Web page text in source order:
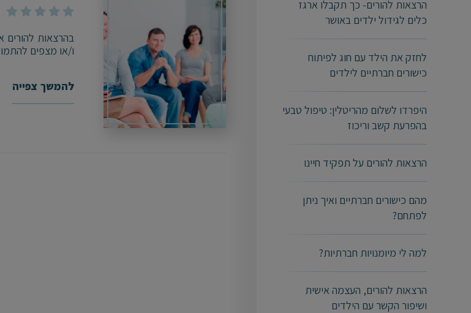
הרצאות להורים- כך תקבלו ארגז
כלים לגידול ילדים באושר
לחזק את הילד עם חוג לפיתוח
כישורים חברתיים לילדים
היפרדו לשלום מהריטלין: טיפול טבעי
בהפרעת קשב וריכוז
הרצאות להורים על תפקיד חיינו
מהם כישורים חברתיים ואיך ניתן
לפתחם?
למה לי מיומנויות חברתיות?
הרצאות להורים, העצמה אישית
ושיפור הקשר עם הילדים
בהרצאות להורים
ו/או מצפים
להמשך צפייה